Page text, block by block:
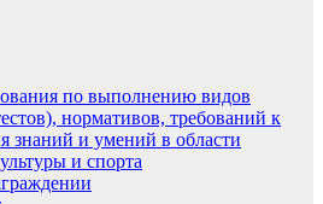
по выполнению видов
нормативов, требований к
знаний и умений в области
и спорта